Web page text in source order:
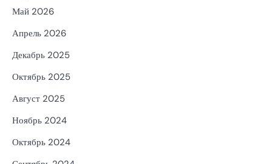
Май 2026
Апрель 2026
Декабрь 2025
Октябрь 2025
Август 2025
Ноябрь 2024
Октябрь 2024